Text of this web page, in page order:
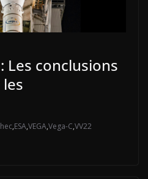
Les conclusions
,ESA,VEGA,Vega-C,VV22